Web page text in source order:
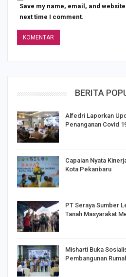
Save my name, email, and
next time I comment.
BERITA
Alfedri Laporkan
Penanganan Covid
Capaian Nyata
Kota Pekanbaru
PT Seraya Sumber
Tanah Masyarakat
Misharti Buka
Pembangunan